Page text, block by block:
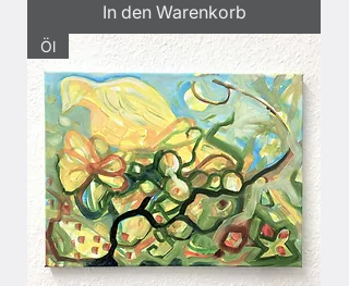
In den Warenkorb
Öl